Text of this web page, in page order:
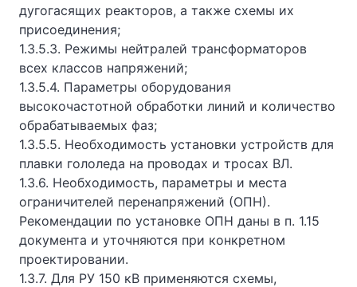
дугогасящих реакторов, а также схемы их
присоединения;
1.3.5.3. Режимы нейтралей трансформаторов
всех классов напряжений;
1.3.5.4. Параметры оборудования
высокочастотной обработки линий и количество
обрабатываемых фаз;
1.3.5.5. Необходимость установки устройств для
плавки гололеда на проводах и тросах ВЛ.
1.3.6. Необходимость, параметры и места
ограничителей перенапряжений (ОПН).
Рекомендации по установке ОПН даны в п. 1.15
документа и уточняются при конкретном
проектировании.
1.3.7. Для РУ 150 кВ применяются схемы,